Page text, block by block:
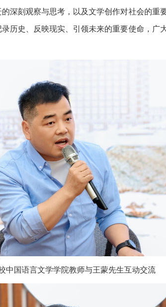
深刻观察与思考，以及文学创作对社会的
历史、反映现实、引领未来的重要使命，
中国语言文学学院教师与王蒙先生互动交流